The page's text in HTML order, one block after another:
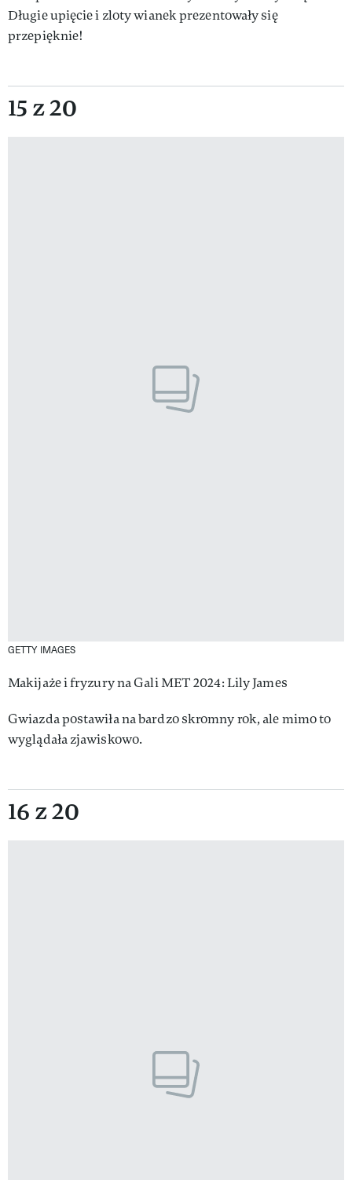
Długie upięcie i zloty wianek prezentowały się
przepięknie!
15 z 20
GETTY IMAGES
Makijaże i fryzury na Gali MET 2024: Lily James
Gwiazda postawiła na bardzo skromny rok, ale mimo to
wyglądała zjawiskowo.
16 z 20